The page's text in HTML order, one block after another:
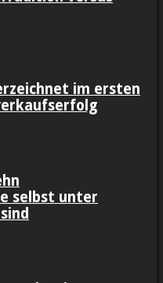
im ersten
selbst unter